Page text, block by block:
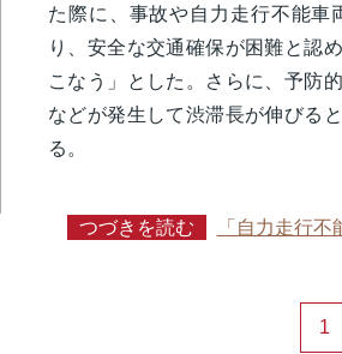
た際に、事故や自力走行不能車
り、安全な交通確保が困難と認
こなう」とした。さらに、予防
などが発生して渋滞長が伸びる
る。
つづきを読む 「自力走行
1